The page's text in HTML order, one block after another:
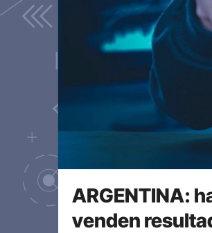
ARGENTINA:
venden